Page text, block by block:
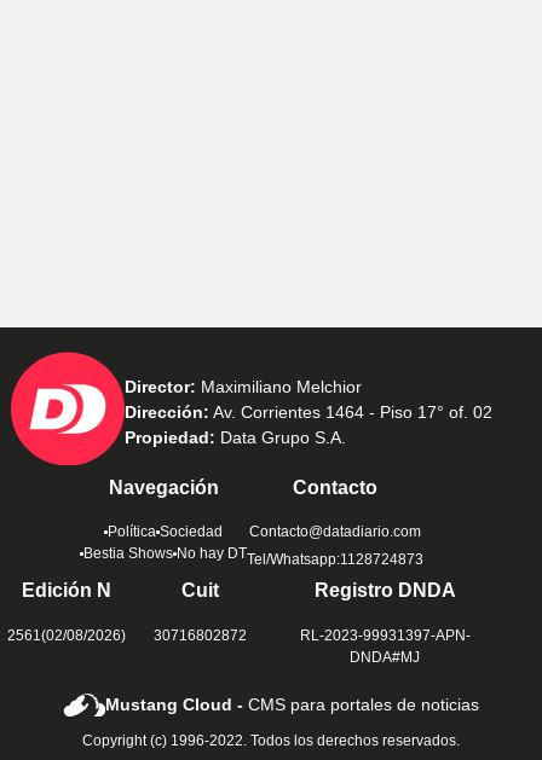
Director: Maximiliano Melchior
Dirección: Av. Corrientes 1464 - Piso 17° of. 02
Propiedad: Data Grupo S.A.
Navegación
Política Sociedad
Bestia Shows No hay DT
Contacto
Contacto@datadiario.com
Tel/Whatsapp:1128724873
Edición N
2561(02/08/2026)
Cuit
30716802872
Registro DNDA
RL-2023-99931397-APN-
DNDA#MJ
Mustang Cloud -CMS para portales de noticias
Copyright (c) 1996-2022. Todos los derechos reservados.